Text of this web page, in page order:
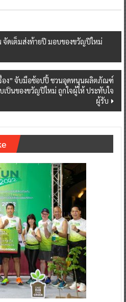
จัดเต็มส่งท้ายปี มอบของขวัญปีใหม่
อง” จับมือช้อปปี้ ชวนอุดหนุนผลิตภัณฑ์
ป็นของขวัญปีใหม่ ถูกใจผู้ให้ ประทับใจ
ผู้รับ